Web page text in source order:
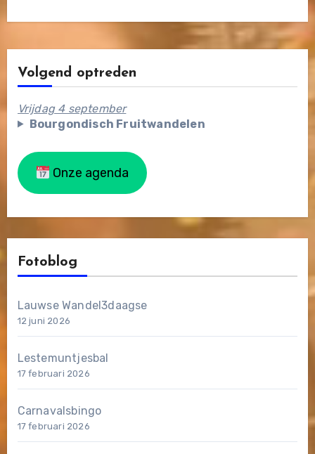
Volgend optreden
Vrijdag 4 september
Bourgondisch Fruitwandelen
Onze agenda
Fotoblog
Lauwse Wandel3daagse
12 juni 2026
Lestemuntjesbal
17 februari 2026
Carnavalsbingo
17 februari 2026